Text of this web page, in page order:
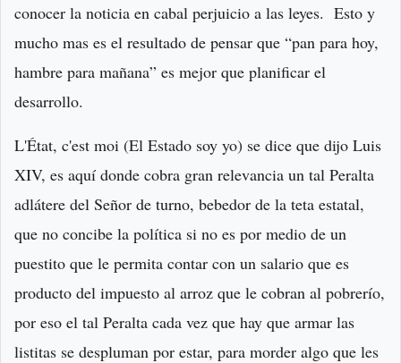
conocer la noticia en cabal perjuicio a las leyes. Esto y
mucho mas es el resultado de pensar que “pan para hoy,
hambre para mañana” es mejor que planificar el
desarrollo.
L'État, c'est moi (El Estado soy yo) se dice que dijo Luis
XIV, es aquí donde cobra gran relevancia un tal Peralta
adlátere del Señor de turno, bebedor de la teta estatal,
que no concibe la política si no es por medio de un
puestito que le permita contar con un salario que es
producto del impuesto al arroz que le cobran al pobrerío,
por eso el tal Peralta cada vez que hay que armar las
listitas se despluman por estar, para morder algo que les